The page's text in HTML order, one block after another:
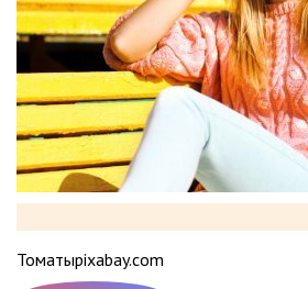
Томатыpixabay.com